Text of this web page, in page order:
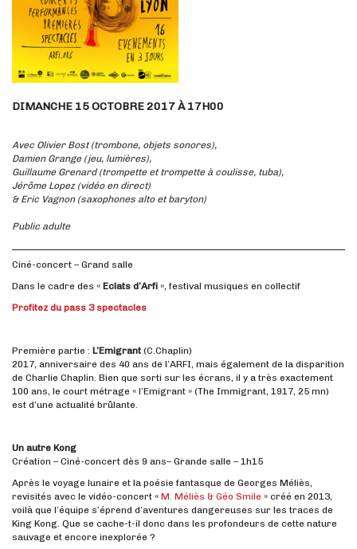
DIMANCHE 15 OCTOBRE 2017 À 17H00
Avec Olivier Bost (trombone, objets sonores),
Damien Grange (jeu, lumières),
Guillaume Grenard (trompette et trompette à coulisse, tuba),
Jérôme Lopez (vidéo en direct)
& Eric Vagnon (saxophones alto et baryton)
Public adulte
Ciné-concert – Grand salle
Dans le cadre des « Eclats d’Arfi », festival musiques en collectif
Profitez du pass 3 spectacles
Première partie : L’Emigrant (C.Chaplin)
2017, anniversaire des 40 ans de l’ARFI, mais également de la disparition
de Charlie Chaplin. Bien que sorti sur les écrans, il y a très exactement
100 ans, le court métrage « l’Emigrant » (The Immigrant, 1917, 25 mn)
est d’une actualité brûlante.
Un autre Kong
Création – Ciné-concert dès 9 ans– Grande salle – 1h15
Après le voyage lunaire et la poésie fantasque de Georges Méliès,
revisités avec le vidéo-concert « M. Méliès & Géo Smile » créé en 2013,
voilà que l’équipe s’éprend d’aventures dangereuses sur les traces de
King Kong. Que se cache-t-il donc dans les profondeurs de cette nature
sauvage et encore inexplorée ?